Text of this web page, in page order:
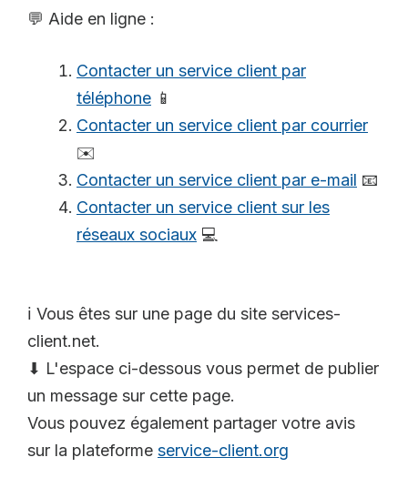
💬 Aide en ligne :
Contacter un service client par
téléphone 📱
Contacter un service client par courrier
✉️
Contacter un service client par e-mail 📧
Contacter un service client sur les
réseaux sociaux 💻
ℹ️ Vous êtes sur une page du site services-
client.net.
⬇ L'espace ci-dessous vous permet de publier
un message sur cette page.
Vous pouvez également partager votre avis
sur la plateforme service-client.org